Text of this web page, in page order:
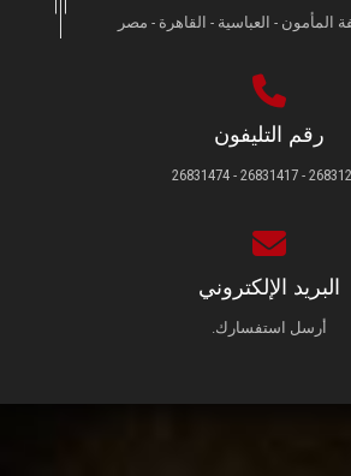
المأمون - العباسية - القاهرة - مصر
رقم التليفون
26831231 - 26831417 -
البريد الإلكتروني
أرسل استفسارك.